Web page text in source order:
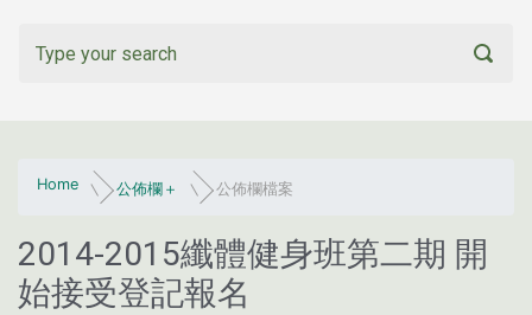
Home 公佈欄＋ 公佈欄檔案
2014-2015纖體健身班第二期 開
始接受登記報名